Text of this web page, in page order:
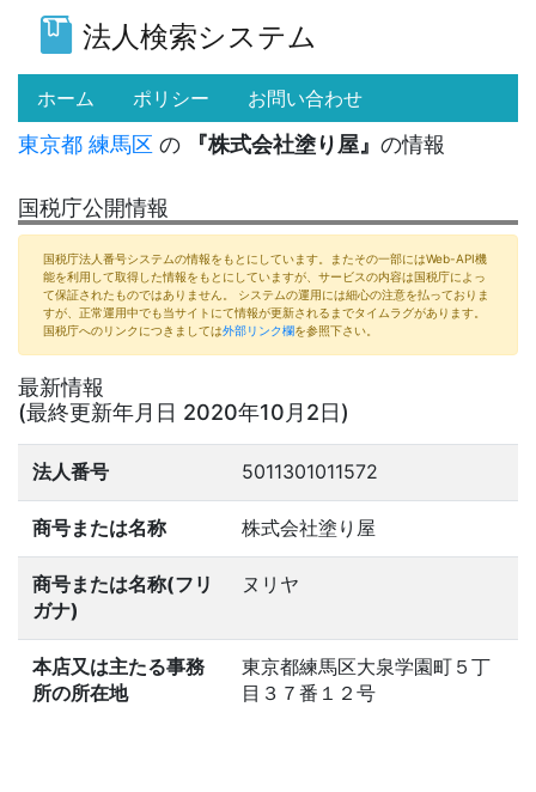
法人検索システム
ホーム (current)
ポリシー お問い合わせ
東京都 練馬区 の 『株式会社塗り屋』 の情報
国税庁公開情報
国税庁法人番号システムの情報をもとにしています。またその一部にはWeb-API機
能を利用して取得した情報をもとにしていますが、サービスの内容は国税庁によっ
て保証されたものではありません。 システムの運用には細心の注意を払っておりま
すが、正常運用中でも当サイトにて情報が更新されるまでタイムラグがあります。
国税庁へのリンクにつきましては外部リンク欄を参照下さい。
最新情報
(最終更新年月日 2020年10月2日)
法人番号 5011301011572
商号または名称 株式会社塗り屋
商号または名称(フリ
ガナ)
ヌリヤ
本店又は主たる事務
所の所在地
東京都練馬区大泉学園町５丁
目３７番１２号